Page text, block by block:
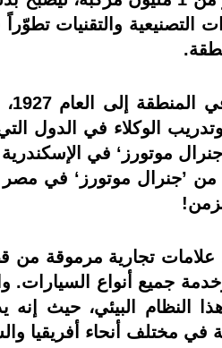
التصنيعية والتقنيات
من
الوكلاء في الدول
تم تكريم قسم القطع لدى ’جنرال
من ’جنرال موتورز‘ في
تجارية مرموقة من
جميع أنواع
النظام البيئي، حيث إنه
في مختلف أنحاء أفريقيا